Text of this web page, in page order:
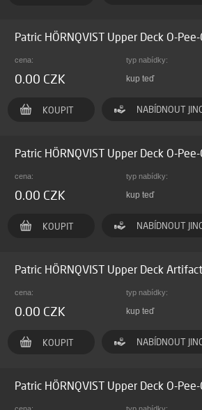
Patric HÖRNQVIST Upper Deck O-
cena: typ nabídky:
0.00 CZK kup teď
KOUPIT NABÍDNOUT
Patric HÖRNQVIST Upper Deck O-
cena: typ nabídky:
0.00 CZK kup teď
KOUPIT NABÍDNOUT
Patric HÖRNQVIST Upper Deck
cena: typ nabídky:
0.00 CZK kup teď
KOUPIT NABÍDNOUT
Patric HÖRNQVIST Upper Deck O-